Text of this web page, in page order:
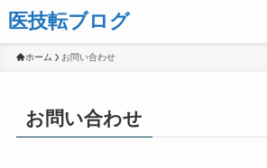
医技転ブログ
ホーム お問い合わせ
お問い合わせ